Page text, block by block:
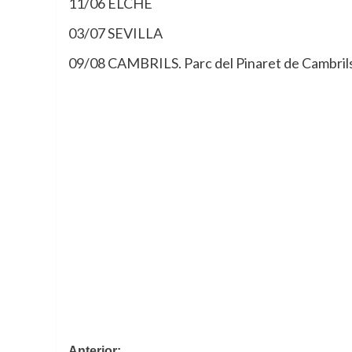
03/07 SEVILLA
09/08 CAMBRILS. Parc del Pinaret de